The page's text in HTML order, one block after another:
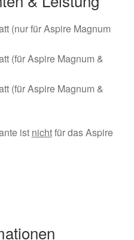
(nur für Aspire Magnum
(für Aspire Magnum &
(für Aspire Magnum &
ist nichtfür das Aspire